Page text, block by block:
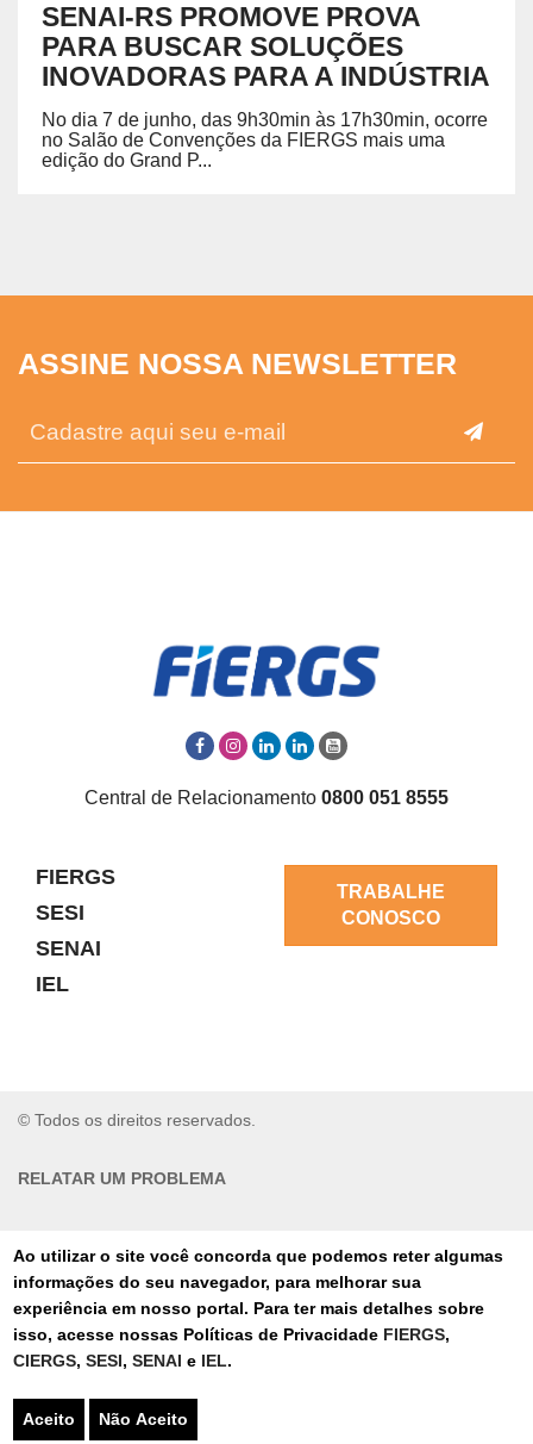
Ao utilizar o site você concorda que podemos reter algumas
informações do seu navegador, para melhorar sua
experiência em nosso portal. Para ter mais detalhes sobre
isso, acesse nossas Políticas de Privacidade FIERGS,
CIERGS,SESI,SENAIe IEL.
Aceito Não Aceito
SENAI-RS PROMOVE PROVA
PARA BUSCAR SOLUÇÕES
INOVADORAS PARA A INDÚSTRIA
No dia 7 de junho, das 9h30min às 17h30min, ocorre
no Salão de Convenções da FIERGS mais uma
edição do Grand P...
ASSINE NOSSA NEWSLETTER
Central de Relacionamento 0800 051 8555
FIERGS
SESI
SENAI
IEL
TRABALHE
CONOSCO
© Todos os direitos reservados.
RELATAR UM PROBLEMA
PORTAL DE COMPRAS
TERMOS DE USO
AUTORIZAÇÕES